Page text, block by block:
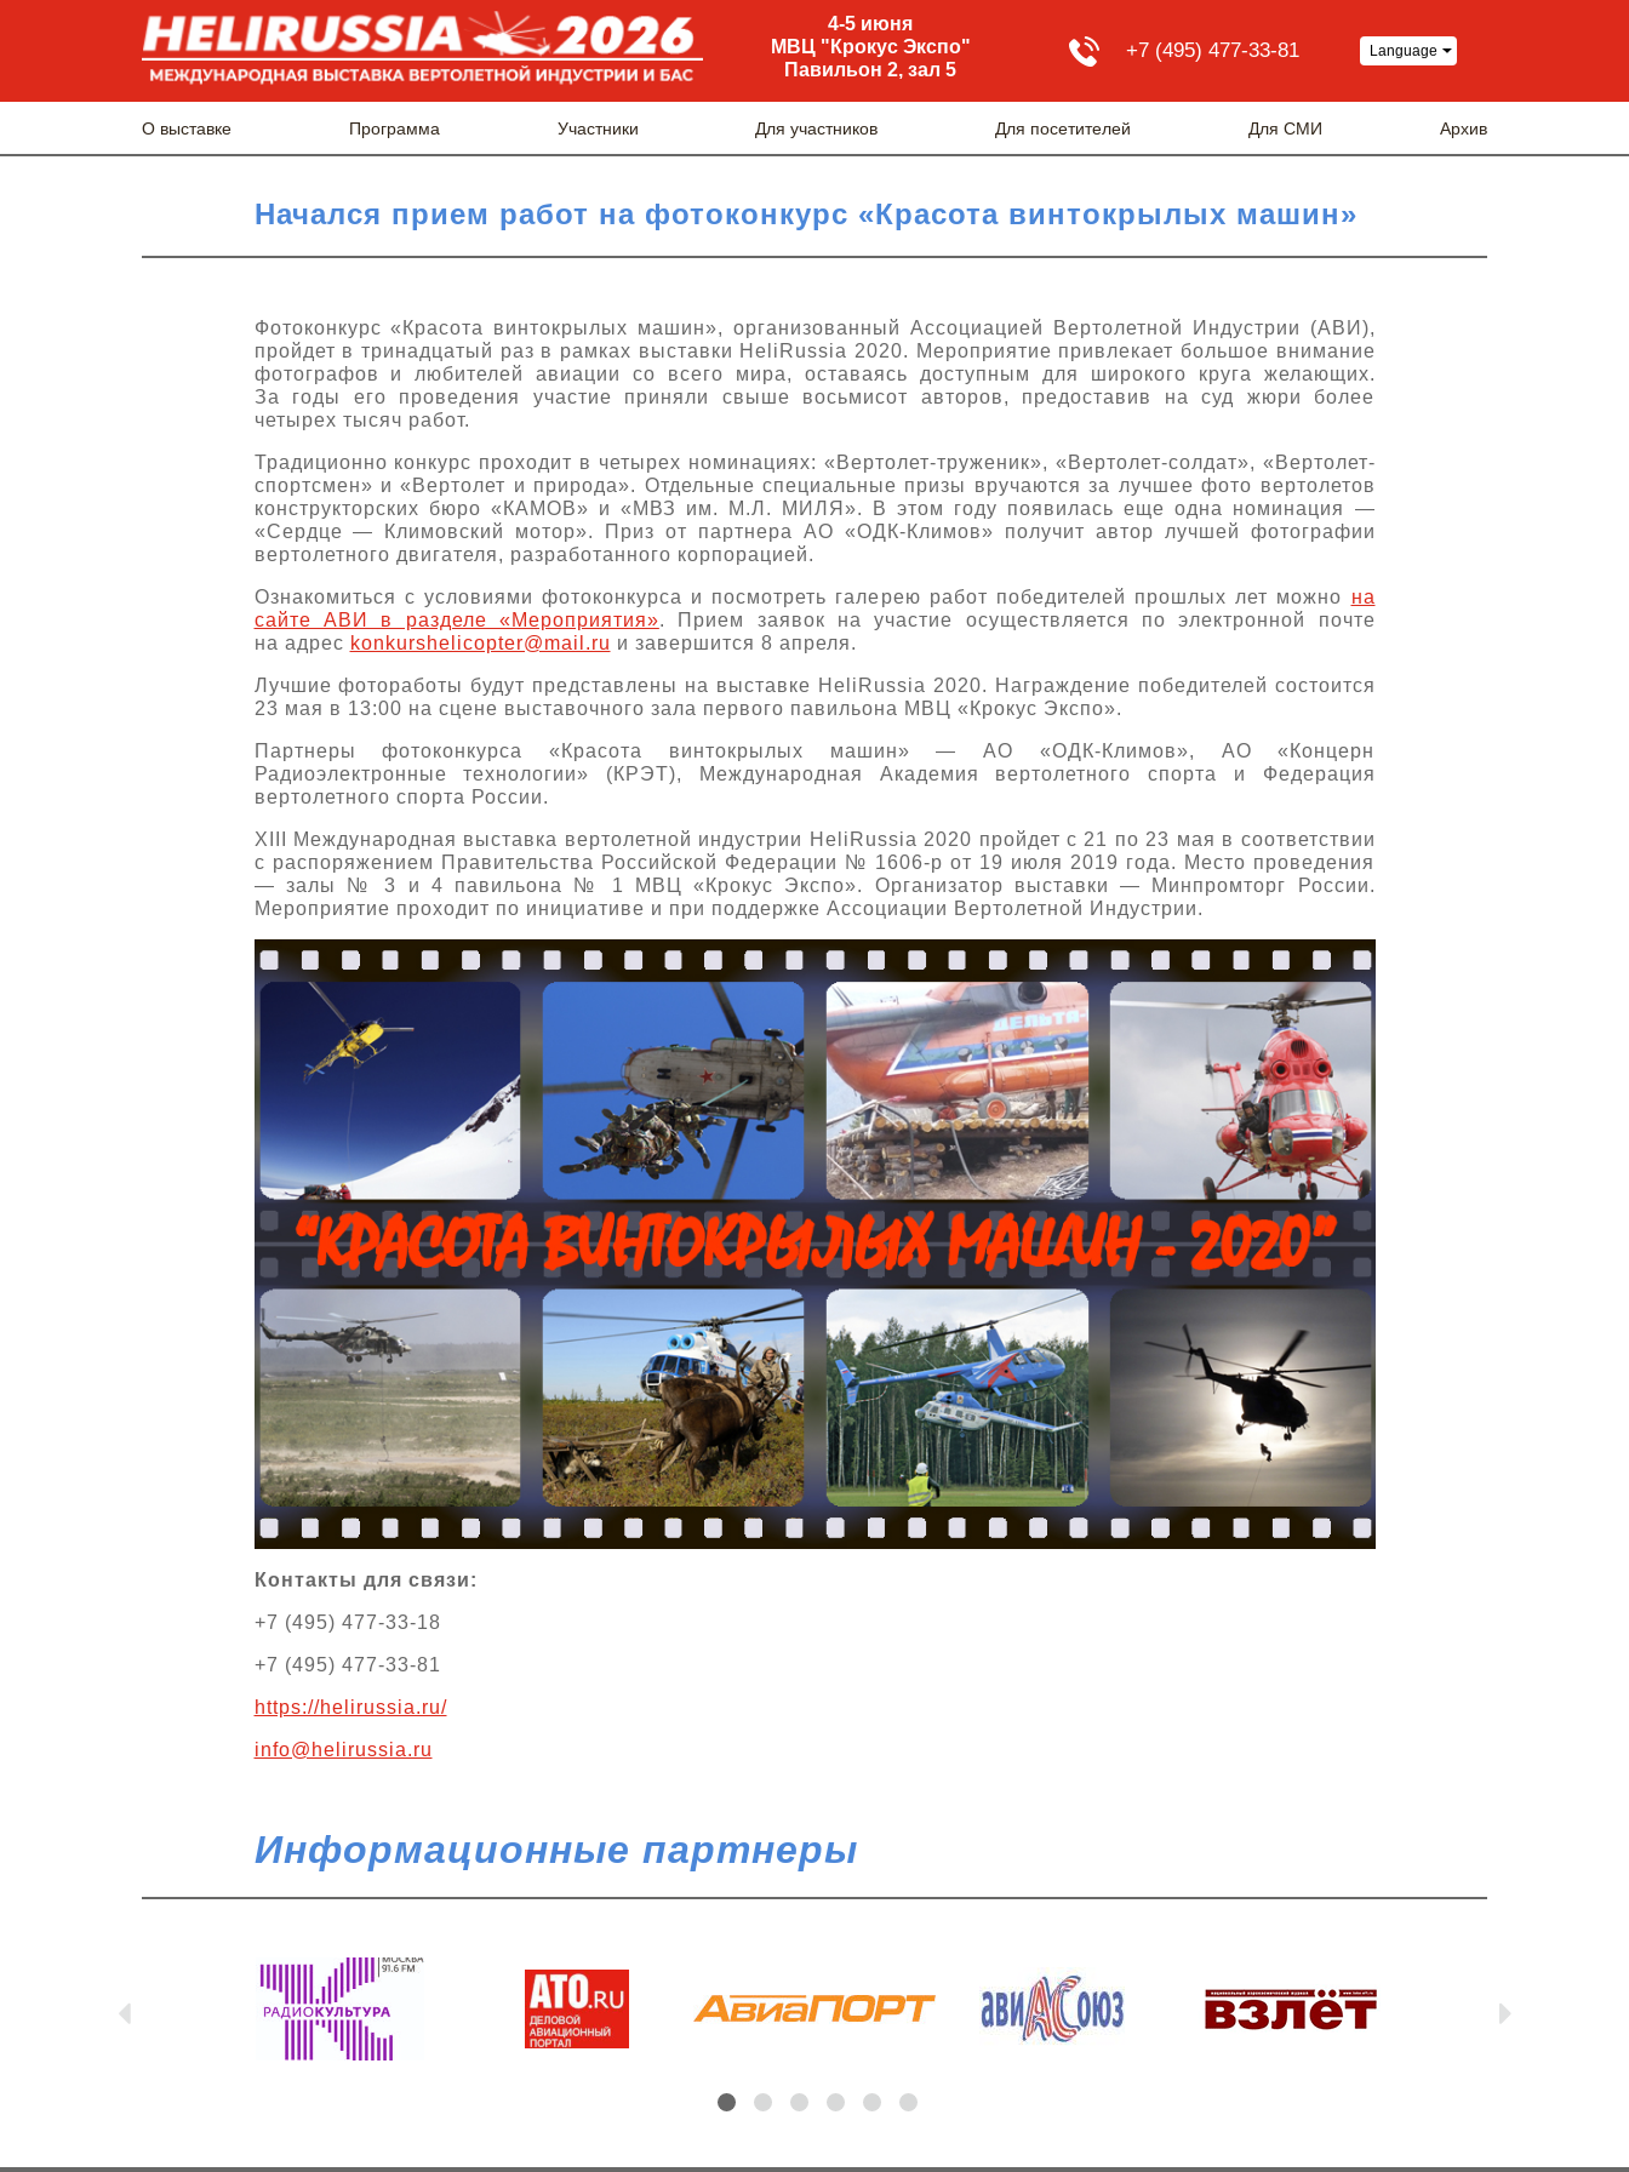
4-5 июня
МВЦ "Крокус Экспо"
Павильон 2, зал 5
+7 (495) 477-33-81 Language
О выставке Программа Участники Для участников Для посетителей Для СМИ Архив
Начался прием работ на фотоконкурс «Красота винтокрылых машин»
Фотоконкурс «Красота винтокрылых машин», организованный Ассоциацией Вертолетной Индустрии (АВИ),
пройдет в тринадцатый раз в рамках выставки HeliRussia 2020. Мероприятие привлекает большое внимание
фотографов и любителей авиации со всего мира, оставаясь доступным для широкого круга желающих.
За годы его проведения участие приняли свыше восьмисот авторов, предоставив на суд жюри более
четырех тысяч работ.
Традиционно конкурс проходит в четырех номинациях: «Вертолет-труженик», «Вертолет-солдат», «Вертолет-
спортсмен» и «Вертолет и природа». Отдельные специальные призы вручаются за лучшее фото вертолетов
конструкторских бюро «КАМОВ» и «МВЗ им. М.Л. МИЛЯ». В этом году появилась еще одна номинация —
«Сердце — Климовский мотор». Приз от партнера АО «ОДК-Климов» получит автор лучшей фотографии
вертолетного двигателя, разработанного корпорацией.
Ознакомиться с условиями фотоконкурса и посмотреть галерею работ победителей прошлых лет можно на
сайте АВИ в разделе «Мероприятия». Прием заявок на участие осуществляется по электронной почте
на адрес konkurshelicopter@mail.ru и завершится 8 апреля.
Лучшие фотоработы будут представлены на выставке HeliRussia 2020. Награждение победителей состоится
23 мая в 13:00 на сцене выставочного зала первого павильона МВЦ «Крокус Экспо».
Партнеры фотоконкурса «Красота винтокрылых машин» — АО «ОДК-Климов», АО «Концерн
Радиоэлектронные технологии» (КРЭТ), Международная Академия вертолетного спорта и Федерация
вертолетного спорта России.
XIII Международная выставка вертолетной индустрии HeliRussia 2020 пройдет c 21 по 23 мая в соответствии
с распоряжением Правительства Российской Федерации № 1606-р от 19 июля 2019 года. Место проведения
— залы № 3 и 4 павильона № 1 МВЦ «Крокус Экспо». Организатор выставки — Минпромторг России.
Мероприятие проходит по инициативе и при поддержке Ассоциации Вертолетной Индустрии.
Контакты для связи:
+7 (495) 477-33-18
+7 (495) 477-33-81
https://helirussia.ru/
info@helirussia.ru
Информационные партнеры